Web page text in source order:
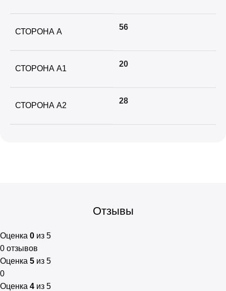
СТОРОНА А
56
СТОРОНА A1
20
СТОРОНА A2
28
Отзывы
Оценка 0 из 5
0 отзывов
Оценка 5 из 5
0
Оценка 4 из 5